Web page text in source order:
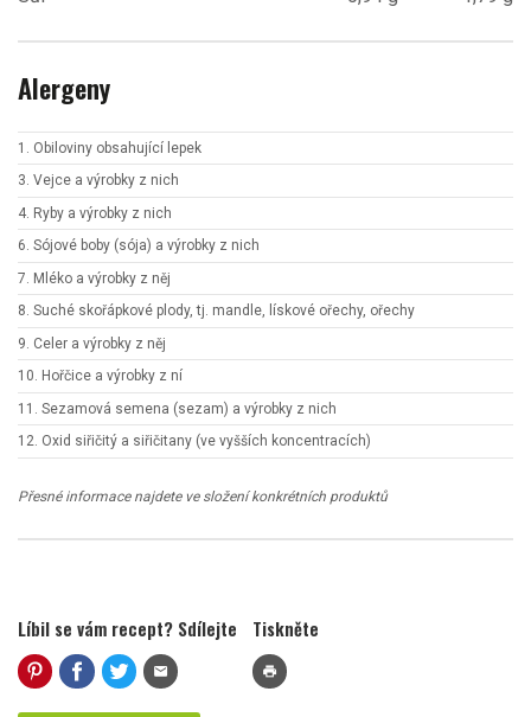
Alergeny
1. Obiloviny obsahující lepek
3. Vejce a výrobky z nich
4. Ryby a výrobky z nich
6. Sójové boby (sója) a výrobky z nich
7. Mléko a výrobky z něj
8. Suché skořápkové plody, tj. mandle, lískové ořechy, ořechy
9. Celer a výrobky z něj
10. Hořčice a výrobky z ní
11. Sezamová semena (sezam) a výrobky z nich
12. Oxid siřičitý a siřičitany (ve vyšších koncentracích)
Přesné informace najdete ve složení konkrétních produktů
Líbil se vám recept? Sdílejte
mail
Tiskněte
print